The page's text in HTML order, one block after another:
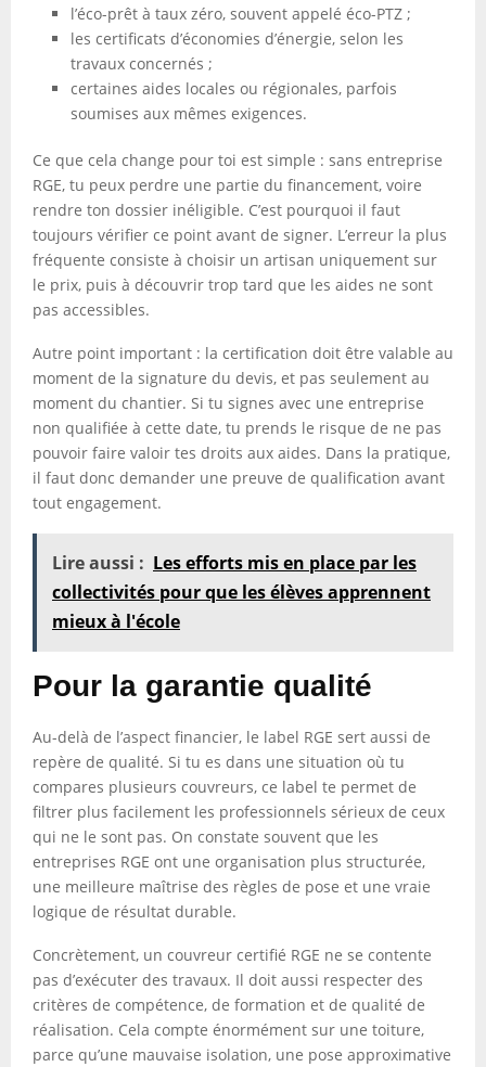
l’éco-prêt à taux zéro, souvent appelé éco-PTZ ;
les certificats d’économies d’énergie, selon les
travaux concernés ;
certaines aides locales ou régionales, parfois
soumises aux mêmes exigences.
Ce que cela change pour toi est simple : sans entreprise
RGE, tu peux perdre une partie du financement, voire
rendre ton dossier inéligible. C’est pourquoi il faut
toujours vérifier ce point avant de signer. L’erreur la plus
fréquente consiste à choisir un artisan uniquement sur
le prix, puis à découvrir trop tard que les aides ne sont
pas accessibles.
Autre point important : la certification doit être valable au
moment de la signature du devis, et pas seulement au
moment du chantier. Si tu signes avec une entreprise
non qualifiée à cette date, tu prends le risque de ne pas
pouvoir faire valoir tes droits aux aides. Dans la pratique,
il faut donc demander une preuve de qualification avant
tout engagement.
Lire aussi : Les efforts mis en place par les
collectivités pour que les élèves apprennent
mieux à l'école
Pour la garantie qualité
Au-delà de l’aspect financier, le label RGE sert aussi de
repère de qualité. Si tu es dans une situation où tu
compares plusieurs couvreurs, ce label te permet de
filtrer plus facilement les professionnels sérieux de ceux
qui ne le sont pas. On constate souvent que les
entreprises RGE ont une organisation plus structurée,
une meilleure maîtrise des règles de pose et une vraie
logique de résultat durable.
Concrètement, un couvreur certifié RGE ne se contente
pas d’exécuter des travaux. Il doit aussi respecter des
critères de compétence, de formation et de qualité de
réalisation. Cela compte énormément sur une toiture,
parce qu’une mauvaise isolation, une pose approximative